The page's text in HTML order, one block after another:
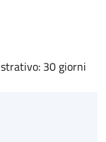
30 giorni